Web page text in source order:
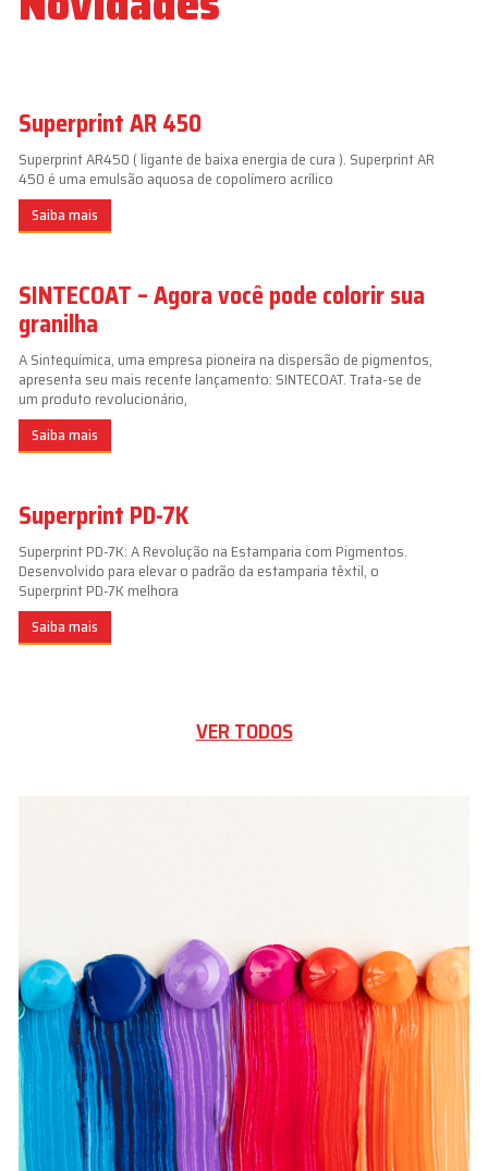
Superprint AR 450
Superprint AR450 ( ligante de baixa energia de cura ). Superprint AR
450 é uma emulsão aquosa de copolímero acrílico
Saiba mais
SINTECOAT – Agora você pode colorir sua
granilha
A Sintequímica, uma empresa pioneira na dispersão de pigmentos,
apresenta seu mais recente lançamento: SINTECOAT. Trata-se de
um produto revolucionário,
Saiba mais
Superprint PD-7K
Superprint PD-7K: A Revolução na Estamparia com Pigmentos.
Desenvolvido para elevar o padrão da estamparia têxtil, o
Superprint PD-7K melhora
Saiba mais
VER TODOS